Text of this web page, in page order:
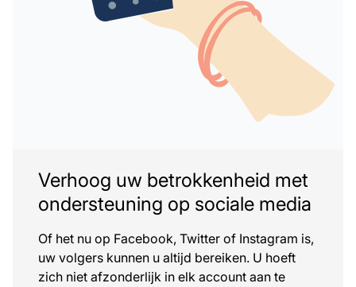
Verhoog uw betrokkenheid met
ondersteuning op sociale media
Of het nu op Facebook, Twitter of Instagram is,
uw volgers kunnen u altijd bereiken. U hoeft
zich niet afzonderlijk in elk account aan te